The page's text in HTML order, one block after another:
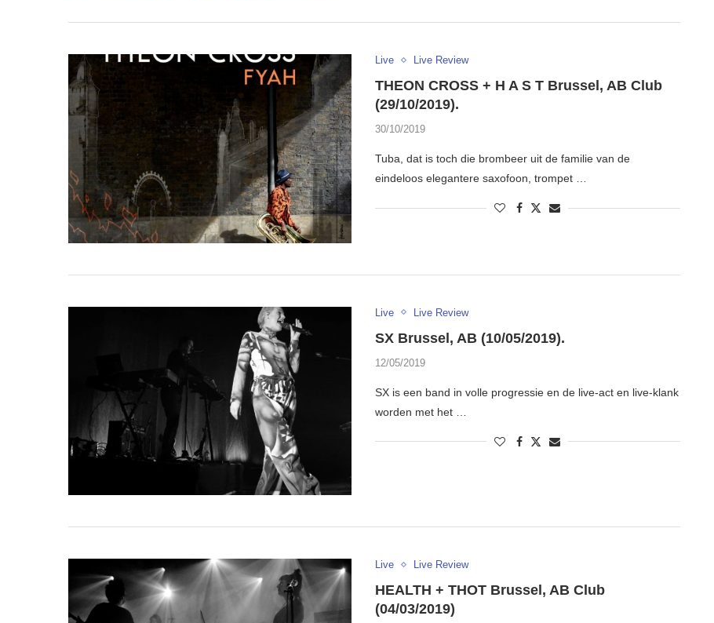
Live Live Review
THEON CROSS + H A S T Brussel, AB Club
(29/10/2019).
30/10/2019
Tuba, dat is toch die brombeer uit de familie van de
eindeloos elegantere saxofoon, trompet …
Live Live Review
SX Brussel, AB (10/05/2019).
12/05/2019
SX is een band in volle progressie en de live-act en live-klank
worden met het …
Live Live Review
HEALTH + THOT Brussel, AB Club
(04/03/2019)